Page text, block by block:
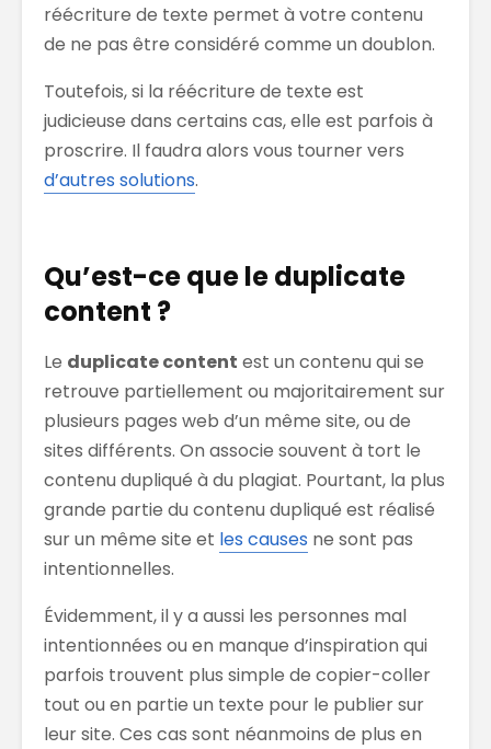
réécriture de texte permet à votre contenu
de ne pas être considéré comme un doublon.
Toutefois, si la réécriture de texte est
judicieuse dans certains cas, elle est parfois à
proscrire. Il faudra alors vous tourner vers
d’autres solutions.
Qu’est-ce que le duplicate
content ?
Le duplicate content est un contenu qui se
retrouve partiellement ou majoritairement sur
plusieurs pages web d’un même site, ou de
sites différents. On associe souvent à tort le
contenu dupliqué à du plagiat. Pourtant, la plus
grande partie du contenu dupliqué est réalisé
sur un même site et les causes ne sont pas
intentionnelles.
Évidemment, il y a aussi les personnes mal
intentionnées ou en manque d’inspiration qui
parfois trouvent plus simple de copier-coller
tout ou en partie un texte pour le publier sur
leur site. Ces cas sont néanmoins de plus en